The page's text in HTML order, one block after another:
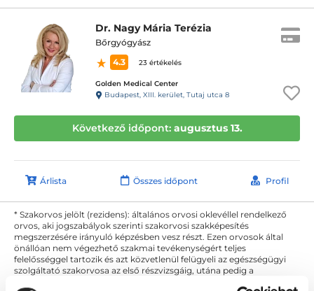
Dr. Nagy Mária Terézia
Bőrgyógyász
4.3
23 értékelés
Golden Medical Center
Budapest, XIII. kerület, Tutaj utca 8
Következő időpont: augusztus 13.
Árlista Összes időpont Profil
* Szakorvos jelölt (rezidens): általános orvosi oklevéllel rendelkező
orvos, aki jogszabályok szerinti szakorvosi szakképesítés
megszerzésére irányuló képzésben vesz részt. Ezen orvosok által
önállóan nem végezhető szakmai tevékenységért teljes
felelősséggel tartozik és azt közvetlenül felügyeli az egészségügyi
szolgáltató szakorvosa az első részvizsgáig, utána pedig a